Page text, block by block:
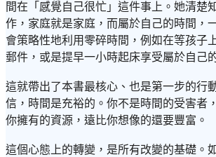
間在「感覺自己很忙」這件事上。她清楚
作，家庭就是家庭，而屬於自己的時間，
會策略性地利用零碎時間，例如在等孩子
郵件，或是提早一小時起床享受屬於自己
這就帶出了本書最核心、也是第一步的行
信，時間是充裕的。你不是時間的受害者
你擁有的資源，遠比你想像的還要豐富。
這個心態上的轉變，是所有改變的基礎。